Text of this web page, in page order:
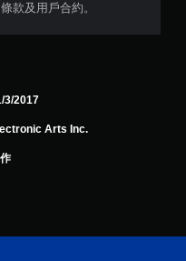
款及用戶合約。
3/2017
Arts Inc.